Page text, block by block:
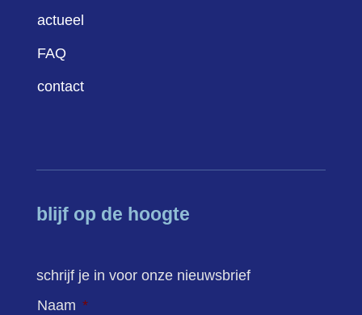
actueel
FAQ
contact
blijf op de hoogte
schrijf je in voor onze nieuwsbrief
Naam *